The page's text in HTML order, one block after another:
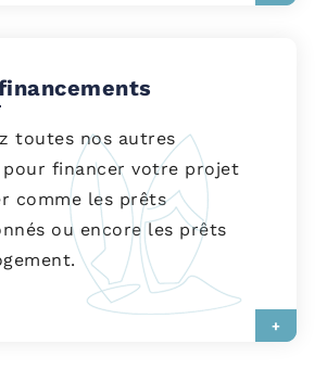
toutes nos autres
financer votre projet
comme les prêts
ou encore les prêts
+